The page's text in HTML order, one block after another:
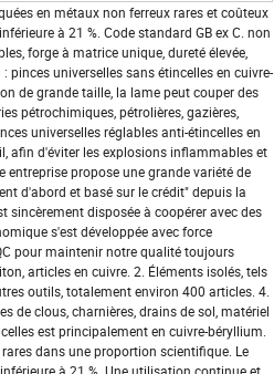
en métaux non ferreux rares et coûteux
à 21 %. Code standard GB ex C. non
forge à matrice unique, dureté élevée,
universelles sans étincelles en cuivre-
de grande taille, la lame peut couper des
pétrochimiques, pétrolières, gazières,
universelles réglables anti-étincelles en
afin d'éviter les explosions inflammables et
propose une grande variété de
d'abord et basé sur le crédit" depuis la
disposée à coopérer avec des
s'est développée avec force
pour maintenir notre qualité toujours
articles en cuivre. 2. Éléments isolés, tels
outils, totalement environ 400 articles. 4.
de clous, charnières, drains de sol, matériel
est principalement en cuivre-béryllium.
dans une proportion scientifique. Le